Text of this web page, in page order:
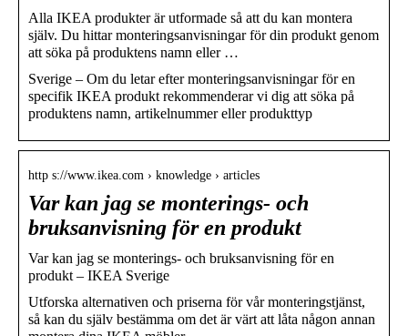
Alla IKEA produkter är utformade så att du kan montera
själv. Du hittar monteringsanvisningar för din produkt genom
att söka på produktens namn eller …
Sverige – Om du letar efter monteringsanvisningar för en
specifik IKEA produkt rekommenderar vi dig att söka på
produktens namn, artikelnummer eller produkttyp
http s://www.ikea.com › knowledge › articles
Var kan jag se monterings- och
bruksanvisning för en produkt
Var kan jag se monterings- och bruksanvisning för en
produkt – IKEA Sverige
Utforska alternativen och priserna för vår monteringstjänst,
så kan du själv bestämma om det är värt att låta någon annan